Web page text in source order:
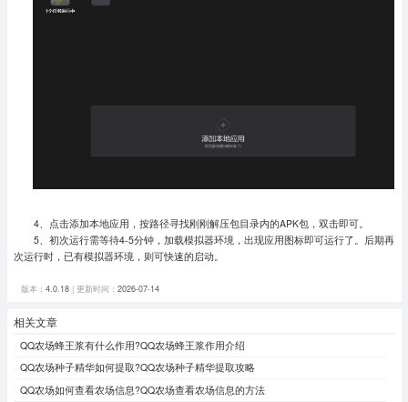
4、点击添加本地应用，按路径寻找刚刚解压包目录内的APK包，双击即可。
5、初次运行需等待4-5分钟，加载模拟器环境，出现应用图标即可运行了。
后期再
次运行时，已有模拟器环境，则可快速的启动。
版本： 4.0.18| 更新时间： 2026-07-14
相关文章
QQ农场蜂王浆有什么作用?QQ农场蜂王浆作用介绍
QQ农场种子精华如何提取?QQ农场种子精华提取攻略
QQ农场如何查看农场信息?QQ农场查看农场信息的方法